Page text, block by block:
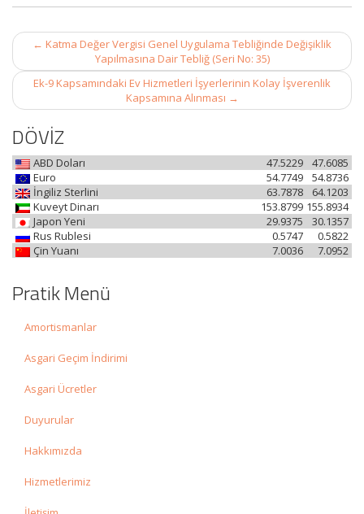
Post
navigation
← Katma Değer Vergisi Genel Uygulama Tebliğinde Değişiklik
Yapılmasına Dair Tebliğ (Seri No: 35)
Ek-9 Kapsamındaki Ev Hizmetleri İşyerlerinin Kolay İşverenlik
Kapsamına Alınması →
DÖVİZ
ABD Doları 47.6085
47.5229
Euro
54.8736
54.7749
İngiliz Sterlini
64.1203
63.7878
Kuveyt Dinarı
155.8934
153.8799
Japon Yeni
30.1357
29.9375
Rus Rublesi
0.5822
0.5747
Çin Yuanı
7.0952
7.0036
Pratik Menü
Amortismanlar
Asgari Geçim İndirimi
Asgari Ücretler
Duyurular
Hakkımızda
Hizmetlerimiz